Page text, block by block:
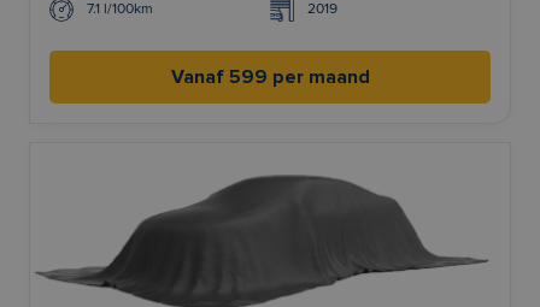
7.1 l/100km 2019
Vanaf 599 per maand